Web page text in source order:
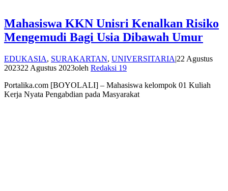
Mahasiswa KKN Unisri Kenalkan Risiko
Mengemudi Bagi Usia Dibawah Umur
EDUKASIA, SURAKARTAN, UNIVERSITARIA|22 Agustus
202322 Agustus 2023oleh Redaksi 19
Portalika.com [BOYOLALI] – Mahasiswa kelompok 01 Kuliah
Kerja Nyata Pengabdian pada Masyarakat